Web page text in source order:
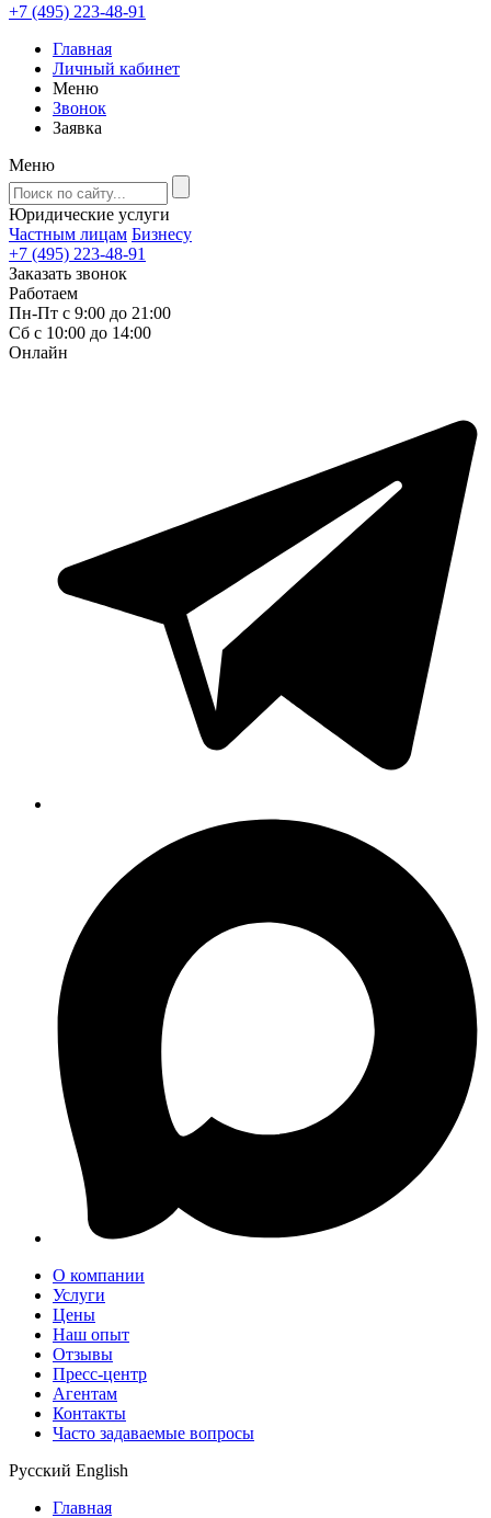
+7 (495) 223-48-91
Главная
Личный кабинет
Меню
Звонок
Заявка
Меню
Юридические услуги
Частным лицам Бизнесу
+7 (495) 223-48-91
Заказать звонок
Работаем
Пн-Пт с 9:00 до 21:00
Сб с 10:00 до 14:00
Онлайн
О компании
Услуги
Цены
Наш опыт
Отзывы
Пресс-центр
Агентам
Контакты
Часто задаваемые вопросы
Русский English
Главная